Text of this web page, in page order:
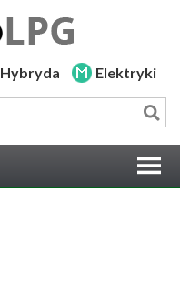
Hybryda Elektryki